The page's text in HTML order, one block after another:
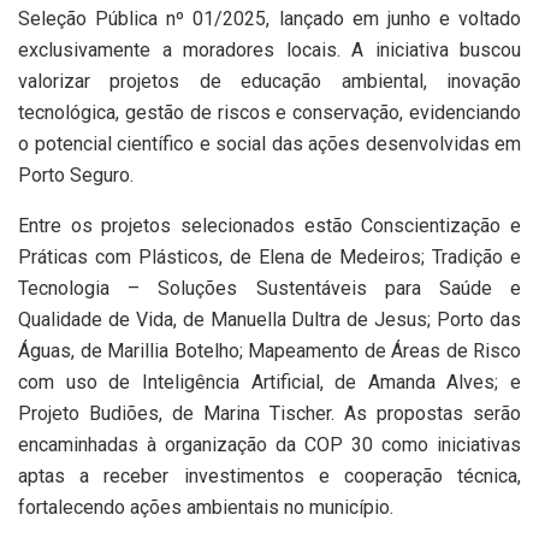
Seleção Pública nº 01/2025, lançado em junho e voltado
exclusivamente a moradores locais. A iniciativa buscou
valorizar projetos de educação ambiental, inovação
tecnológica, gestão de riscos e conservação, evidenciando
o potencial científico e social das ações desenvolvidas em
Porto Seguro.
Entre os projetos selecionados estão Conscientização e
Práticas com Plásticos, de Elena de Medeiros; Tradição e
Tecnologia – Soluções Sustentáveis para Saúde e
Qualidade de Vida, de Manuella Dultra de Jesus; Porto das
Águas, de Marillia Botelho; Mapeamento de Áreas de Risco
com uso de Inteligência Artificial, de Amanda Alves; e
Projeto Budiões, de Marina Tischer. As propostas serão
encaminhadas à organização da COP 30 como iniciativas
aptas a receber investimentos e cooperação técnica,
fortalecendo ações ambientais no município.